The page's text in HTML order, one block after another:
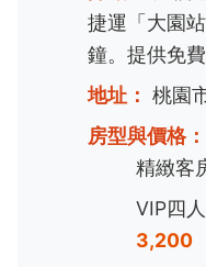
捷運「大園
鐘。提供免
地址： 桃園
房型與價格：
精緻客
VIP四
3,200